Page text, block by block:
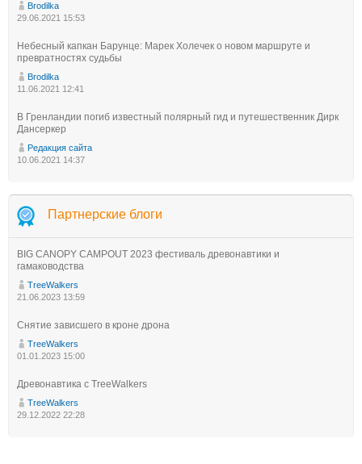
Brodilka
29.06.2021 15:53
Небесный капкан Барунце: Марек Холечек о новом маршруте и
превратностях судьбы
Brodilka
11.06.2021 12:41
В Гренландии погиб известный полярный гид и путешественник Дирк
Дансеркер
Редакция сайта
10.06.2021 14:37
Партнерские блоги
BIG CANOPY CAMPOUT 2023 фестиваль древонавтики и
гамаководства
TreeWalkers
21.06.2023 13:59
Снятие зависшего в кроне дрона
TreeWalkers
01.01.2023 15:00
Древонавтика с TreeWalkers
TreeWalkers
29.12.2022 22:28